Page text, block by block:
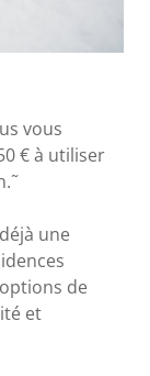
vous
€ à utiliser
une
de
et